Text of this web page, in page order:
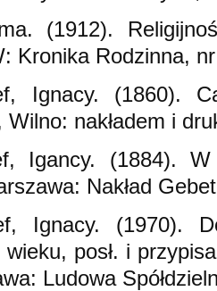
(1912).
Kronika Rodzinna,
Ignacy. (1860).
nakładem i
Igancy. (1884).
Nakład
Ignacy. (1970).
posł. i
Ludowa